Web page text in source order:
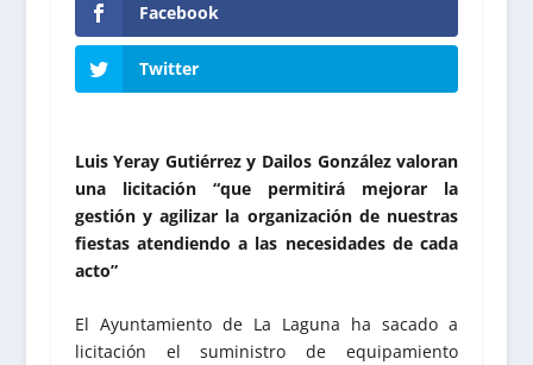
Facebook
Twitter
Luis Yeray Gutiérrez y Dailos González valoran
una licitación “que permitirá mejorar la
gestión y agilizar la organización de nuestras
fiestas atendiendo a las necesidades de cada
acto”
El Ayuntamiento de La Laguna ha sacado a
licitación el suministro de equipamiento